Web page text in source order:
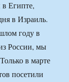
в Египте,
в Израиль.
году в
России, мы
в марте
посетили